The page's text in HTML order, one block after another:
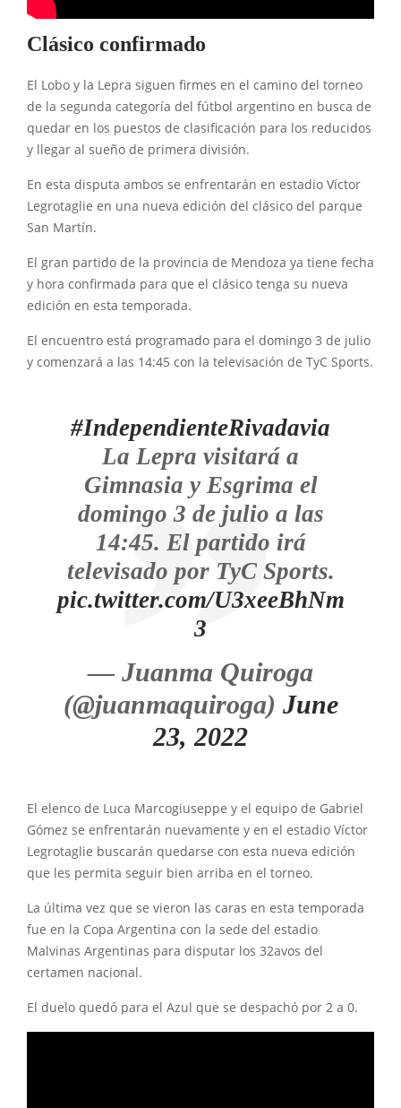
Clásico confirmado
El Lobo y la Lepra siguen firmes en el camino del torneo
de la segunda categoría del fútbol argentino en busca de
quedar en los puestos de clasificación para los reducidos
y llegar al sueño de primera división.
En esta disputa ambos se enfrentarán en estadio Víctor
Legrotaglie en una nueva edición del clásico del parque
San Martín.
El gran partido de la provincia de Mendoza ya tiene fecha
y hora confirmada para que el clásico tenga su nueva
edición en esta temporada.
El encuentro está programado para el domingo 3 de julio
y comenzará a las 14:45 con la televisación de TyC Sports.
#IndependienteRivadavia
La Lepra visitará a
Gimnasia y Esgrima el
domingo 3 de julio a las
14:45. El partido irá
televisado por TyC Sports.
pic.twitter.com/U3xeeBhNm
3
— Juanma Quiroga
(@juanmaquiroga) June
23, 2022
El elenco de Luca Marcogiuseppe y el equipo de Gabriel
Gómez se enfrentarán nuevamente y en el estadio Víctor
Legrotaglie buscarán quedarse con esta nueva edición
que les permita seguir bien arriba en el torneo.
La última vez que se vieron las caras en esta temporada
fue en la Copa Argentina con la sede del estadio
Malvinas Argentinas para disputar los 32avos del
certamen nacional.
El duelo quedó para el Azul que se despachó por 2 a 0.